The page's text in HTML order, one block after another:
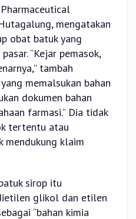
mengatakan
obat batuk yang
“Kejar pemasok,
tambah
memalsukan bahan
dokumen bahan
farmasi.” Dia tidak
tertentu atau
mendukung klaim
sirop itu
glikol dan etilen
“bahan kimia